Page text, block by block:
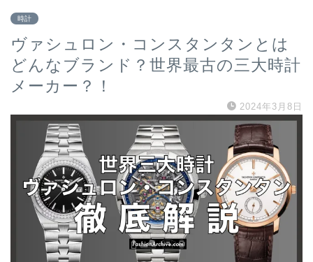
時計
ヴァシュロン・コンスタンタンとは
どんなブランド？世界最古の三大時計
メーカー？！
2024年3月8日